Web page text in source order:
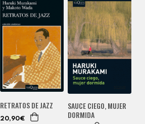
RETRATOS DE JAZZ
20,90€
SAUCE CIEGO, MUJER
DORMIDA